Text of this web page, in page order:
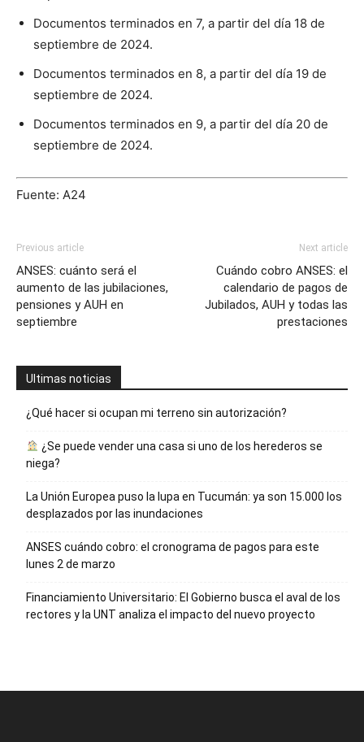
Documentos terminados en 7, a partir del día 18 de
septiembre de 2024.
Documentos terminados en 8, a partir del día 19 de
septiembre de 2024.
Documentos terminados en 9, a partir del día 20 de
septiembre de 2024.
Fuente: A24
Previous article
ANSES: cuánto será el
aumento de las jubilaciones,
pensiones y AUH en
septiembre
Next article
Cuándo cobro ANSES: el
calendario de pagos de
Jubilados, AUH y todas las
prestaciones
Ultimas noticias
¿Qué hacer si ocupan mi terreno sin autorización?
¿Se puede vender una casa si uno de los herederos se
niega?
La Unión Europea puso la lupa en Tucumán: ya son 15.000 los
desplazados por las inundaciones
ANSES cuándo cobro: el cronograma de pagos para este
lunes 2 de marzo
Financiamiento Universitario: El Gobierno busca el aval de los
rectores y la UNT analiza el impacto del nuevo proyecto